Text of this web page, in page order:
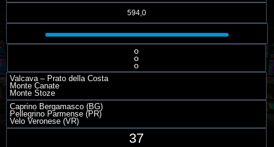
594,0
o
o
o
Valcava – Prato della Costa
Monte Canate
Monte Stoze
Caprino Bergamasco (BG)
Pellegrino Parmense (PR)
Velo Veronese (VR)
37